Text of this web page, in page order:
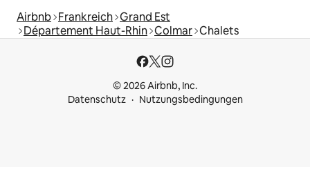
Airbnb Frankreich Grand Est
Département Haut-Rhin Colmar Chalets
© 2026 Airbnb, Inc.
Datenschutz
Nutzungsbedingungen